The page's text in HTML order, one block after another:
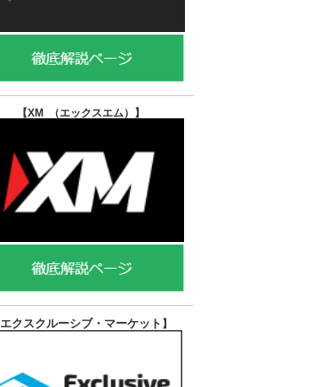
【XM （エックスエム） 】
エクスクルーシブ・マーケット 】